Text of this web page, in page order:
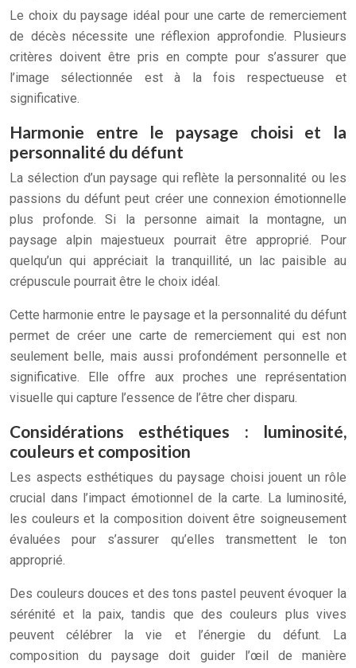
Le choix du paysage idéal pour une carte de remerciement
de décès nécessite une réflexion approfondie. Plusieurs
critères doivent être pris en compte pour s’assurer que
l’image sélectionnée est à la fois respectueuse et
significative.
Harmonie entre le paysage choisi et la
personnalité du défunt
La sélection d’un paysage qui reflète la personnalité ou les
passions du défunt peut créer une connexion émotionnelle
plus profonde. Si la personne aimait la montagne, un
paysage alpin majestueux pourrait être approprié. Pour
quelqu’un qui appréciait la tranquillité, un lac paisible au
crépuscule pourrait être le choix idéal.
Cette harmonie entre le paysage et la personnalité du défunt
permet de créer une carte de remerciement qui est non
seulement belle, mais aussi profondément personnelle et
significative. Elle offre aux proches une représentation
visuelle qui capture l’essence de l’être cher disparu.
Considérations esthétiques : luminosité,
couleurs et composition
Les aspects esthétiques du paysage choisi jouent un rôle
crucial dans l’impact émotionnel de la carte. La luminosité,
les couleurs et la composition doivent être soigneusement
évaluées pour s’assurer qu’elles transmettent le ton
approprié.
Des couleurs douces et des tons pastel peuvent évoquer la
sérénité et la paix, tandis que des couleurs plus vives
peuvent célébrer la vie et l’énergie du défunt. La
composition du paysage doit guider l’œil de manière